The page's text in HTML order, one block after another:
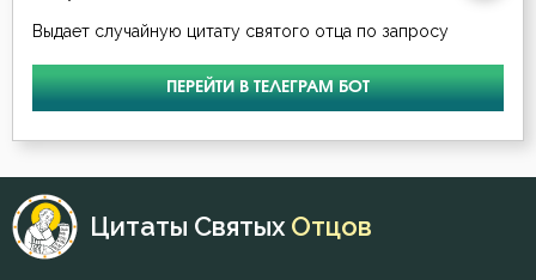
Девство
Добро
Добродетель
Дух Святой
Духовная жизнь
Выдает случайную цитату святого отца по запросу
ПЕРЕЙТИ В ТЕЛЕГРАМ БОТ
Цитаты Святых Отцов